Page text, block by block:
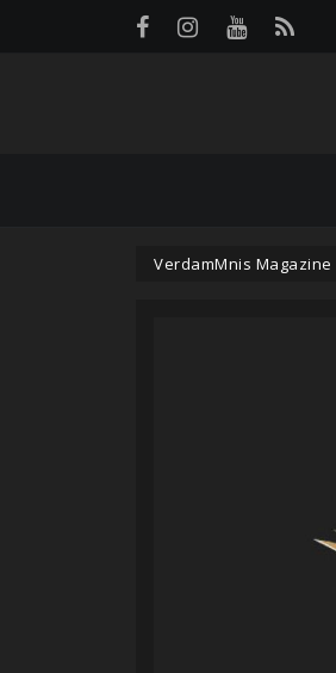
VerdamMnis Magazine
Panneau de gestion des cookies